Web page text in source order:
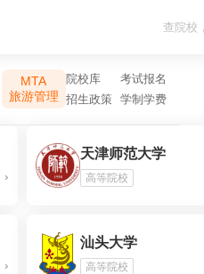
MTA
旅游管理
院校库
考试报名
招生政策
学制学费
天津师范大学
高等院校
汕头大学
高等院校